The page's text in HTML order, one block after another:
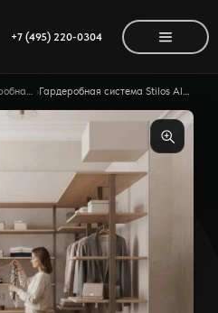
+7 (495) 220-0304
Гардеробная для взрослых › Гардеробная система Stilos Alum ссимметричной композицией